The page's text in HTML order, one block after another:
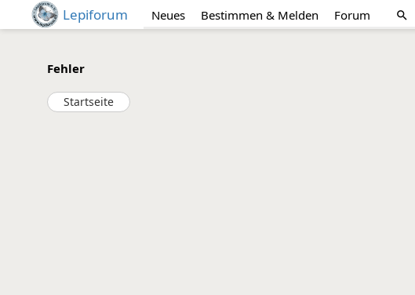
Lepiforum Neues Bestimmen & Melden Forum search
Fehler
Startseite